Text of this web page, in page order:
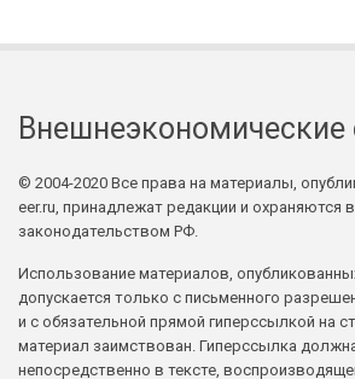
Внешнеэкономические
© 2004-2020 Все права на материалы,
eer.ru, принадлежат редакции и охраняются
законодательством РФ.
Использование материалов,
допускается только с письменного
и с обязательной прямой гиперссылкой на
материал заимствован. Гиперссылка
непосредственно в тексте,